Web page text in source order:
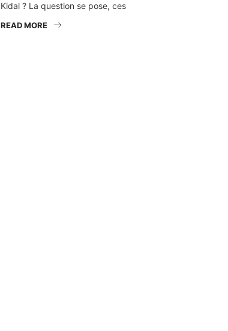
Kidal ? La question se pose, ces
READ MORE